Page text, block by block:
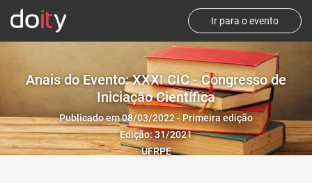
Ir para o evento
Anais do Evento: XXXI CIC - Congresso de
Iniciação Científica
Publicado em 08/03/2022 - Primeira edição
Edição: 31/2021
UFRPE